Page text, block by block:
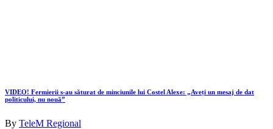
VIDEO! Fermierii s-au săturat de minciunile lui Costel Alexe: „Aveți un mesaj de dat
politicului, nu nouă”
By TeleM Regional